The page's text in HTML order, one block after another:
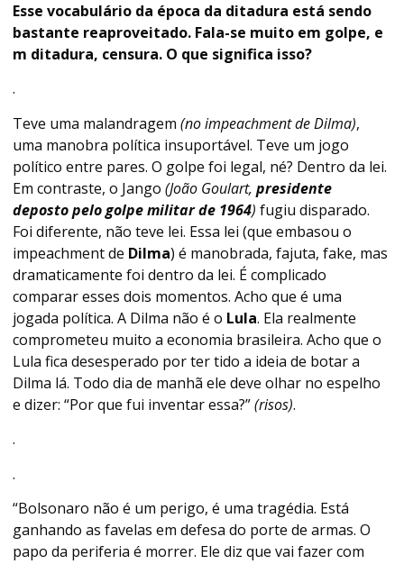
Esse vocabulário da época da ditadura está sendo
bastante reaproveitado. Fala-se muito em golpe, e
m ditadura, censura. O que significa isso?
.
Teve uma malandragem(no impeachment de Dilma),
uma manobra política insuportável. Teve um jogo
político entre pares. O golpe foi legal, né? Dentro da lei.
Em contraste, o Jango(João Goulart,presidente
deposto pelo golpe militar de 1964) fugiu disparado.
Foi diferente, não teve lei. Essa lei (que embasou o
impeachment de Dilma) é manobrada, fajuta, fake, mas
dramaticamente foi dentro da lei. É complicado
comparar esses dois momentos. Acho que é uma
jogada política. A Dilma não é o Lula. Ela realmente
comprometeu muito a economia brasileira. Acho que o
Lula fica desesperado por ter tido a ideia de botar a
Dilma lá. Todo dia de manhã ele deve olhar no espelho
e dizer: “Por que fui inventar essa?”(risos).
.
.
“Bolsonaro não é um perigo, é uma tragédia. Está
ganhando as favelas em defesa do porte de armas. O
papo da periferia é morrer. Ele diz que vai fazer com